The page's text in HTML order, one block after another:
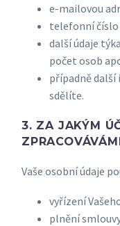
e-mailovou
telefonní číslo
další údaje
počet osob
případně
sdělíte.
3. ZA JAKÝM
Vaše osobní údaje
vyřízení
plnění